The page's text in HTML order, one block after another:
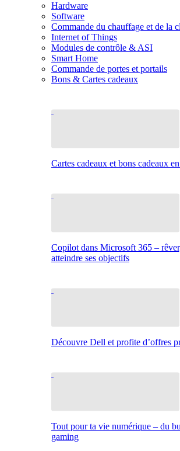
Hardware
Software
Commande du chauffage et de la
Internet of Things
Modules de contrôle & ASI
Smart Home
Commande de portes et portails
Bons & Cartes cadeaux
Cartes cadeaux et bons cadeaux
Copilot dans Microsoft 365 –
atteindre ses objectifs
Découvre Dell et profite d’offres
Tout pour ta vie numérique – du
gaming